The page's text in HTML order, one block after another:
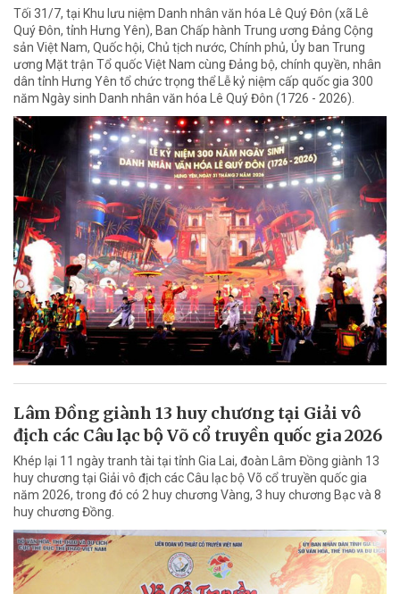
Tối 31/7, tại Khu lưu niệm Danh nhân văn hóa Lê Quý Đôn (xã Lê
Quý Đôn, tỉnh Hưng Yên), Ban Chấp hành Trung ương Đảng Cộng
sản Việt Nam, Quốc hội, Chủ tịch nước, Chính phủ, Ủy ban Trung
ương Mặt trận Tổ quốc Việt Nam cùng Đảng bộ, chính quyền, nhân
dân tỉnh Hưng Yên tổ chức trọng thể Lễ kỷ niệm cấp quốc gia 300
năm Ngày sinh Danh nhân văn hóa Lê Quý Đôn (1726 - 2026).
Lâm Đồng giành 13 huy chương tại Giải vô
địch các Câu lạc bộ Võ cổ truyền quốc gia 2026
Khép lại 11 ngày tranh tài tại tỉnh Gia Lai, đoàn Lâm Đồng giành 13
huy chương tại Giải vô địch các Câu lạc bộ Võ cổ truyền quốc gia
năm 2026, trong đó có 2 huy chương Vàng, 3 huy chương Bạc và 8
huy chương Đồng.